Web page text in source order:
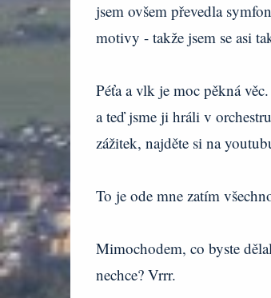
jsem ovšem převedla
motivy - takže jsem se asi
Péťa a vlk je moc pěkná
a teď jsme ji hráli v
zážitek, najděte si na
To je ode mne zatím
Mimochodem, co byste
nechce? Vrrr.